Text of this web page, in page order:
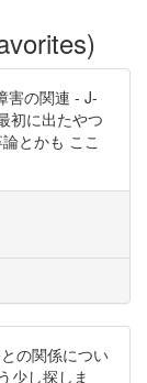
害の関連 - J-
初に出たやつ
とかも ここ
の関係につい
少し探しま